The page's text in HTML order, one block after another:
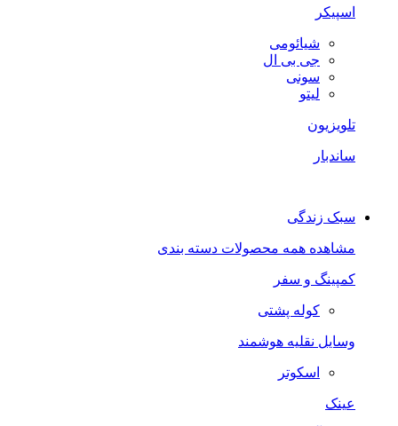
اسپیکر
شیائومی
جی بی ال
سونی
لیتو
تلویزیون
ساندبار
سبک زندگی
مشاهده همه محصولات دسته بندی
کمپینگ و سفر
کوله پشتی
وسایل نقلیه هوشمند
اسکوتر
عینک